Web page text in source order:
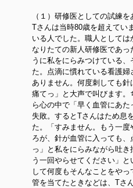
（１）研修医としての試練
Tさんは当時80歳を超えてい
いる人でした。職人として
なりたての新人研修医であ
うに私をにらみつけている
た。点滴に慣れている看護
ありません。何度刺しても
痛てっ」と大声で叫びます
ら心の中で「早く血管にあ
失敗。するとTさんはため息
た。「すみません。もう一
ろが、針が血管に入っても
っ」と私をにらみながら吐
う一回やらせてください」
して何度もそんなことをや
管を当てたときなどは、Tさ